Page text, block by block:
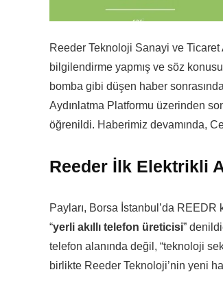
Reeder Teknoloji Sanayi ve Ticaret
bilgilendirme yapmış ve söz
bomba gibi düşen haber
Aydınlatma Platformu üzerinden
öğrenildi. Haberimiz devamında,
Reeder İlk Elektrikli
Payları, Borsa İstanbul’da
“yerli akıllı telefon üreticisi”
telefon alanında değil, “teknoloji
birlikte Reeder Teknoloji’nin yeni